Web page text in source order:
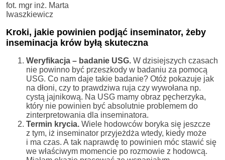
fot. mgr inż. Marta
Iwaszkiewicz
Kroki, jakie powinien podjąć inseminator, żeby
inseminacja krów byłą skuteczna
Weryfikacja – badanie USG. W dzisiejszych czasach
nie powinno być przeszkody w badaniu za pomocą
USG. Co nam daje takie badanie? Otóż pokazuje jak
na dłoni, czy to prawdziwa ruja czy wywołana np.
cystą jajnikową. Na USG mamy obraz pęcherzyka,
który nie powinien być absolutnie problemem do
zinterpretowania dla inseminatora.
Termin krycia. Wiele hodowców boryka się jeszcze
z tym, iż inseminator przyjeżdża wtedy, kiedy może
i ma czas. A tak naprawdę to powinien móc stawić się
we właściwym momencie po rozmowie z hodowcą.